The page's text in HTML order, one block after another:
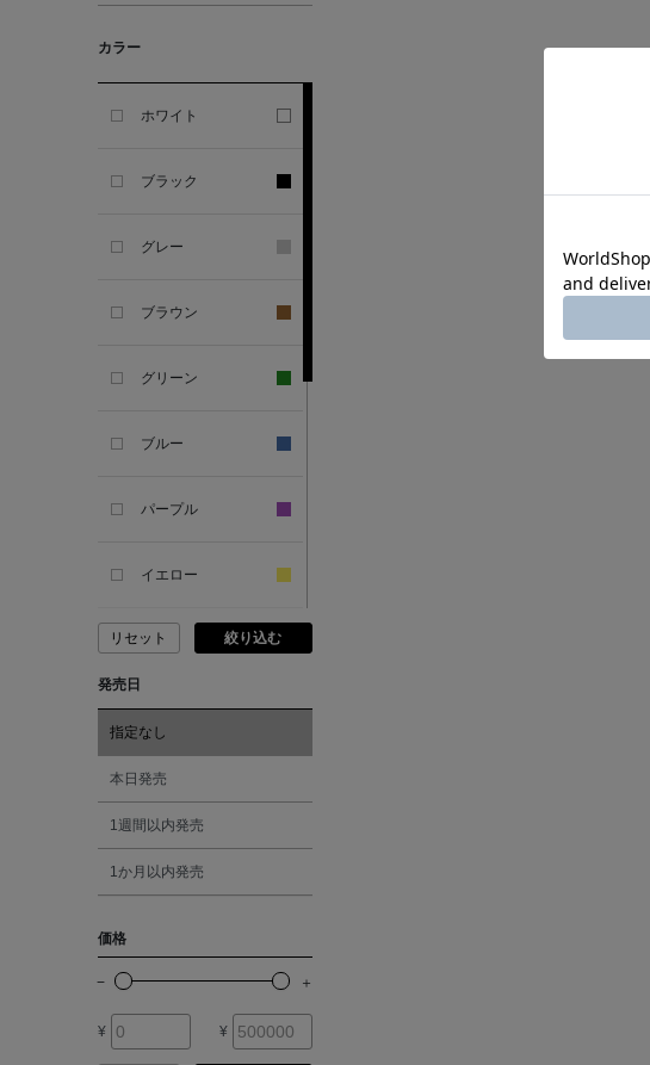
ANCIENT GREEK
ATELIER AMBOISE
FIRENZE
カラー
ホワイト
ブラック
グレー
ブラウン
グリーン
ブルー
パープル
イエロー
ピンク
レッド
オレンジ
シルバー
リセット 絞り込む
発売日
指定なし
本日発売
1週間以内発売
1か月以内発売
価格
¥ ¥